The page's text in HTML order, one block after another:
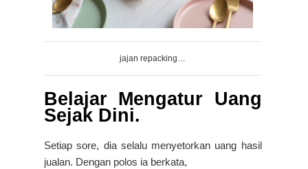
jajan repacking…
Belajar Mengatur Uang
Sejak Dini.
Setiap sore, dia selalu menyetorkan uang hasil
jualan. Dengan polos ia berkata,